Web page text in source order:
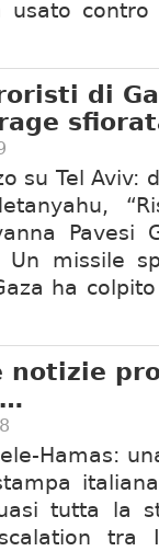
usato
di
su Tel Aviv:
Pavesi
Un missile
ha
notizie
Hamas:
tutta la
tra